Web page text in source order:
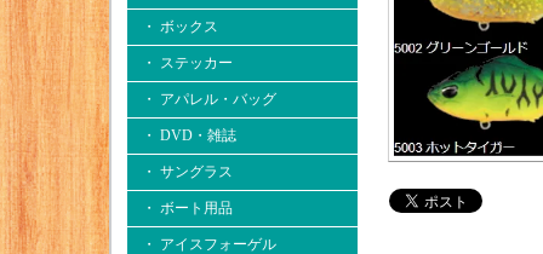
・ ボックス
・ ステッカー
・ アパレル・バッグ
・ DVD・雑誌
・ サングラス
・ ボート用品
・ アイスフォーゲル